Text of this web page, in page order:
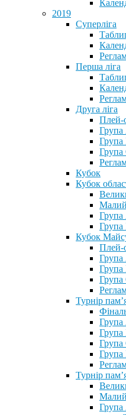
2019
Суперліга
Перша ліга
Друга ліга
Плей-
Група
Група
Група
Кубок
Кубок
Група
Група
Кубок
Плей-
Група
Група
Група
Турнір
Група
Група
Група
Група
Турнір
Група